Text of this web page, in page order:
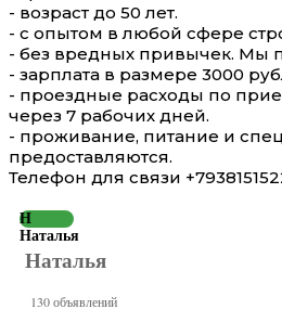
- возраст до 50 лет.
- с опытом в любой сфере
- без вредных привычек. Мы
- зарплата в размере 3000
- проездные расходы по
через 7 рабочих дней.
- проживание, питание и
предоставляются.
Телефон для связи
Н
Наталья
Наталья
130 объявлений